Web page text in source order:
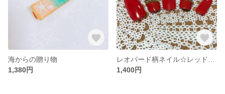
海からの贈り物
1,380円
1,400円